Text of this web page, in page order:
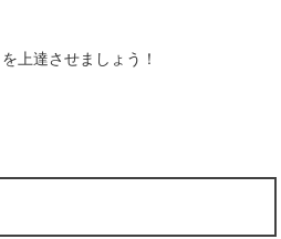
上達させましょう！